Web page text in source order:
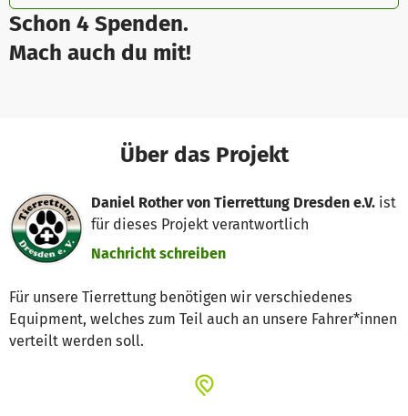
Schon 4 Spenden.
Mach auch du mit!
Über das Projekt
Daniel Rother von Tierrettung Dresden e.V. ist
für dieses Projekt verantwortlich
Nachricht schreiben
Für unsere Tierrettung benötigen wir verschiedenes
Equipment, welches zum Teil auch an unsere Fahrer*innen
verteilt werden soll.